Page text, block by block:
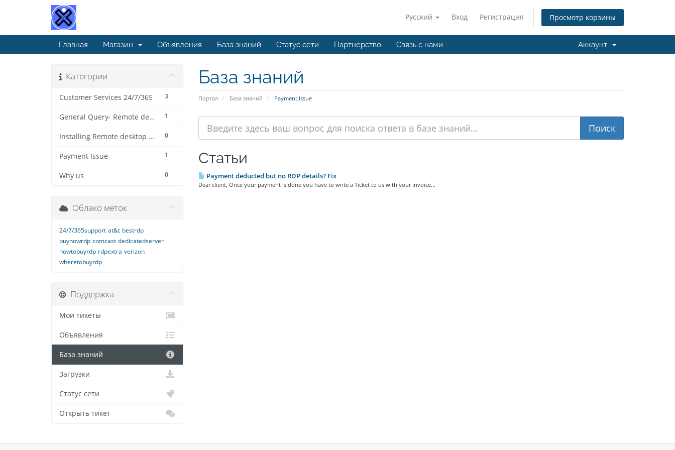
Русский Вход Регистрация Просмотр корзины
Главная Магазин Объявления База знаний Статус сети Партнерство Связь с нами Аккаунт
База знаний
Портал База знаний Payment Issue
Категории
3
Customer Services 24/7/365
1
General Query- Remote desktop connection protocol (beginner).
0
Installing Remote desktop connection for MAC ( step by step)
1
Payment Issue
0
Why us
Статьи
Payment deducted but no RDP details? Fix
Dear client, Once your payment is done you have to write a Ticket to us with your invoice...
Облако меток
24/7/365support at&t bestrdp
buynowrdp comcast dedicatedserver
howtobuyrdp rdpextra verizon
wheretobuyrdp
Поддержка
Мои тикеты
Объявления
База знаний
Загрузки
Статус сети
Открыть тикет